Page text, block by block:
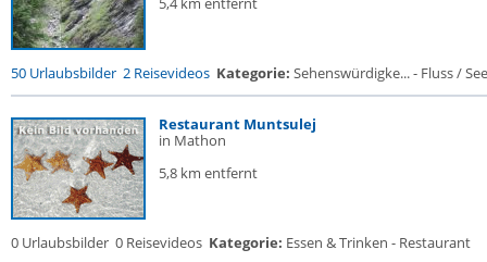
50 Urlaubsbilder 2 Reisevideos Kategorie: Sehenswürdigke... - Fluss /
Restaurant Muntsulej
in Mathon
5,8 km entfernt
0 Urlaubsbilder 0 Reisevideos Kategorie: Essen & Trinken - Restaurant